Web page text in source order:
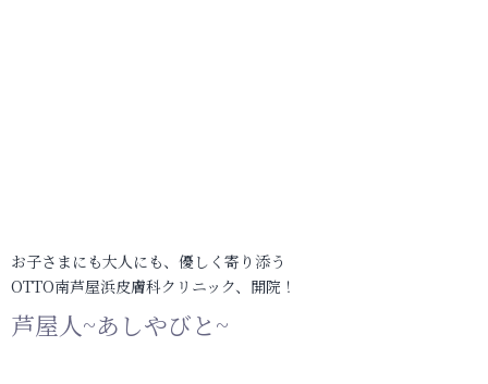
お子さまにも大人にも、優しく寄り添う
OTTO南芦屋浜皮膚科クリニック、開院！
芦屋人~あしやびと~